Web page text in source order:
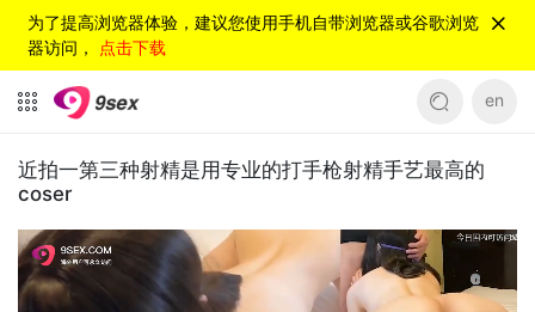
为了提高浏览器体验，建议您使用手机自带浏览器或谷歌浏览
器访问， 点击下载
en
近拍一第三种射精是用专业的打手枪射精手艺最高的
coser